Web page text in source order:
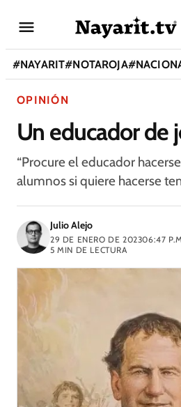
#NAYARIT#NOTAROJA#
OPINIÓN
Un educador de
“Procure el educador
alumnos si quiere hacerse
Julio Alejo
29 DE ENERO DE 202306:47
5 MIN DE LECTURA